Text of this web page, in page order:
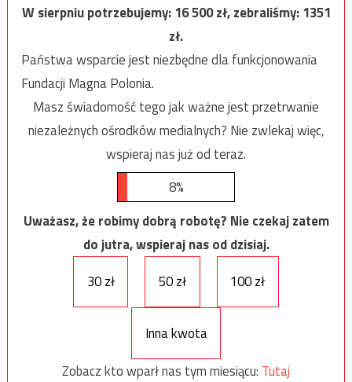
W sierpniu potrzebujemy:16 500zł, zebraliśmy:1351
zł.
Państwa wsparcie jest niezbędne dla funkcjonowania
Fundacji Magna Polonia.
Masz świadomość tego jak ważne jest przetrwanie
niezależnych ośrodków medialnych? Nie zwlekaj więc,
wspieraj nas już od teraz.
8%
Uważasz, że robimy dobrą robotę? Nie czekaj zatem
do jutra, wspieraj nas od dzisiaj.
30 zł
50 zł 100 zł
Inna kwota
Zobacz kto wparł nas tym miesiącu: Tutaj